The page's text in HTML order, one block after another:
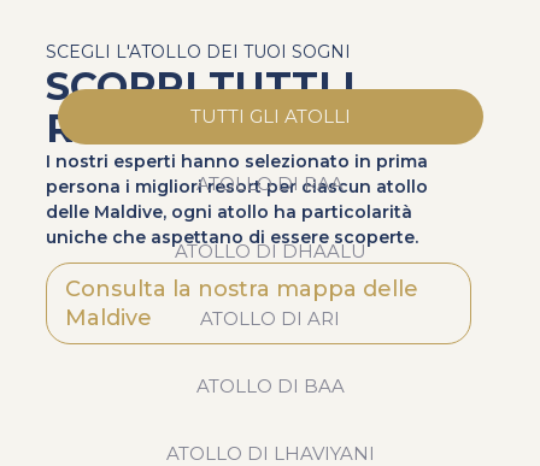
SCEGLI L'ATOLLO DEI TUOI SOGNI
SCOPRI TUTTI I
RESORT
I nostri esperti hanno selezionato in prima
persona i migliori resort per ciascun atollo
delle Maldive, ogni atollo ha particolarità
uniche che aspettano di essere scoperte.
Consulta la nostra mappa delle
Maldive
TUTTI GLI ATOLLI
ATOLLO DI RAA
ATOLLO DI DHAALU
ATOLLO DI ARI
ATOLLO DI BAA
ATOLLO DI LHAVIYANI